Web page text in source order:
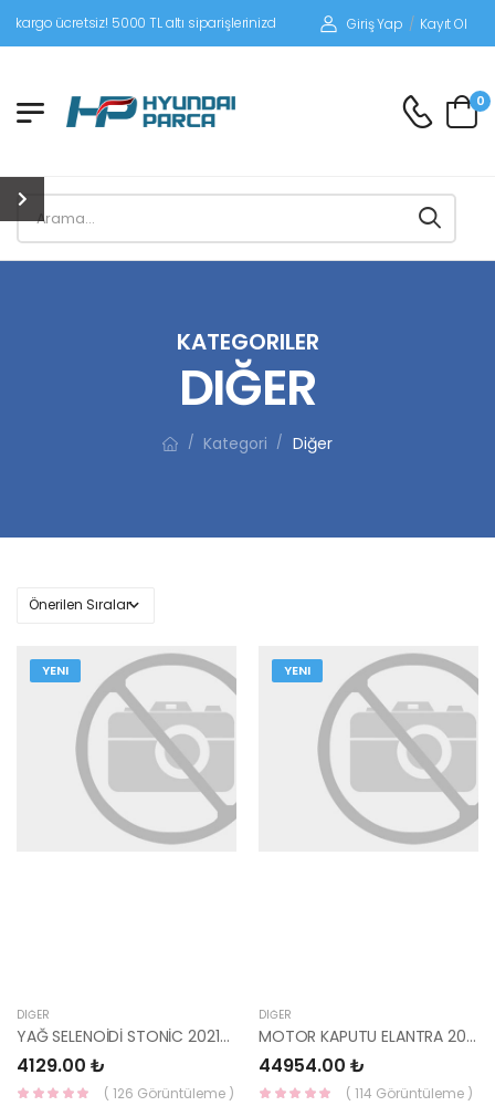
5000 TL altı siparişlerinizde siparişleriniz alıcı ödemeli gönderilir.
Giriş Yap / Kayıt Ol
0
KATEGORILER
DIĞER
/ Kategori / Diğer
YENI
DIĞER
YAĞ SELENOİDİ STONİC 2021-1,4 24357-03170 MOBIS
4129.00 ₺
( 126 Görüntüleme )
YENI
DIĞER
MOTOR KAPUTU ELANTRA 2016- 66400-F2000-HMC
44954.00 ₺
( 114 Görüntüleme )